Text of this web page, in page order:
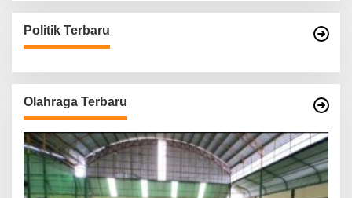
Politik Terbaru
Olahraga Terbaru